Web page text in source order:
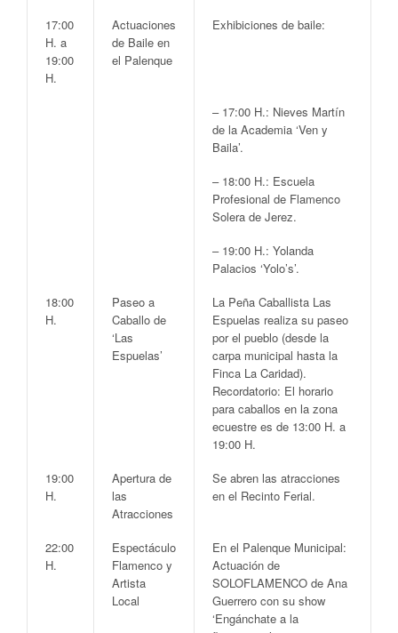
17:00
H. a
19:00
H.
Actuaciones
de Baile en
el Palenque
Exhibiciones de baile:
– 17:00 H.: Nieves Martín
de la Academia ‘Ven y
Baila’.
– 18:00 H.: Escuela
Profesional de Flamenco
Solera de Jerez.
– 19:00 H.: Yolanda
Palacios ‘Yolo’s’.
18:00
H.
Paseo a
Caballo de
‘Las
Espuelas’
La Peña Caballista Las
Espuelas realiza su paseo
por el pueblo (desde la
carpa municipal hasta la
Finca La Caridad).
Recordatorio: El horario
para caballos en la zona
ecuestre es de 13:00 H. a
19:00 H.
19:00
H.
Apertura de
las
Atracciones
Se abren las atracciones
en el Recinto Ferial.
22:00
H.
Espectáculo
Flamenco y
Artista
Local
En el Palenque Municipal:
Actuación de
SOLOFLAMENCO de Ana
Guerrero con su show
‘Engánchate a la